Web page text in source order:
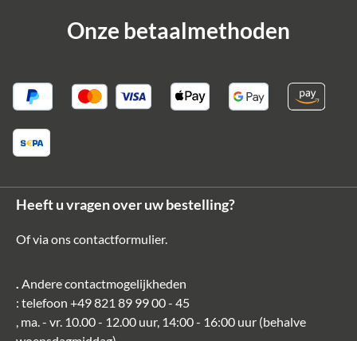
Onze betaalmethoden
Heeft u vragen over uw bestelling?
Of via onscontactformulier.
. Andere contactmogelijkheden
: telefoon +49 821 89 99 00 - 45
, ma. - vr. 10.00 - 12.00 uur, 14:00 - 16:00 uur (behalve